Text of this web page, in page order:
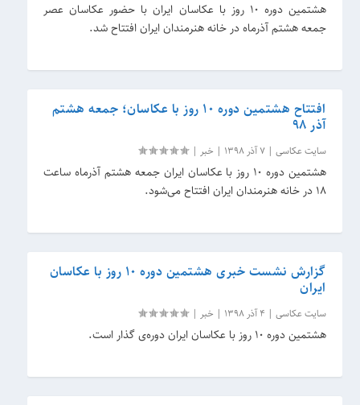
هشتمین دوره 10 روز با عکاسان ایران با حضور عکاسان عصر
جمعه هشتم آذرماه در خانه هنرمندان ایران افتتاح شد.
افتتاح هشتمین دوره 10 روز با عکاسان؛ جمعه هشتم
آذر 98
سایت عکاسی |7 آذر 1398 | خبر |
هشتمین دوره 10 روز با عکاسان ایران جمعه هشتم آذرماه ساعت
18 در خانه هنرمندان ایران افتتاح می‌شود.
گزارش نشست خبری هشتمین دوره 10 روز با عکاسان
ایران
سایت عکاسی | 4 آذر 1398 | خبر |
هشتمین دوره 10 روز با عکاسان ایران دوره‌ی گذار است.